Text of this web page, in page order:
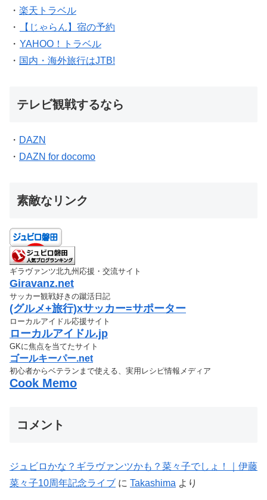
・ 楽天トラベル
・
【じゃらん】宿の予約
・ YAHOO！トラベル
・ 国内・海外旅行はJTB!
テレビ観戦するなら
・ DAZN
・ DAZN for docomo
素敵なリンク
ギラヴァンツ北九州応援・交流サイト
Giravanz.net
サッカー観戦好きの蹴活日記
(グルメ+旅行)xサッカー=サポーター
ローカルアイドル応援サイト
ローカルアイドル.jp
GKに焦点を当てたサイト
ゴールキーパー.net
初心者からベテランまで使える、実用レシピ情報メディア
Cook Memo
コメント
ジュビロかな？ギラヴァンツかも？菜々子でしょ！｜伊藤
菜々子10周年記念ライブ に Takashima より